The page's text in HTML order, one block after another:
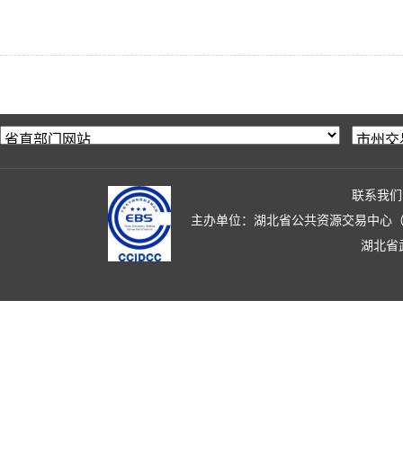
联系我们
主办单位：湖北省公共资源交易中心
湖北省